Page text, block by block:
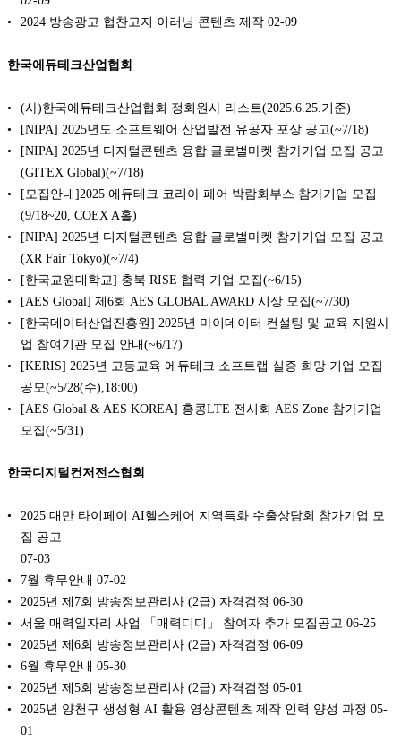
2024 방송광고 협찬고지 이러닝 콘텐츠 제작 02-09
한국에듀테크산업협회
(사)한국에듀테크산업협회 정회원사 리스트(2025.6.25.기준)
[NIPA] 2025년도 소프트웨어 산업발전 유공자 포상 공고(~7/18)
[NIPA] 2025년 디지털콘텐츠 융합 글로벌마켓 참가기업 모집 공고
(GITEX Global)(~7/18)
[모집안내]2025 에듀테크 코리아 페어 박람회부스 참가기업 모집
(9/18~20, COEX A홀)
[NIPA] 2025년 디지털콘텐츠 융합 글로벌마켓 참가기업 모집 공고
(XR Fair Tokyo)(~7/4)
[한국교원대학교] 충북 RISE 협력 기업 모집(~6/15)
[AES Global] 제6회 AES GLOBAL AWARD 시상 모집(~7/30)
[한국데이터산업진흥원] 2025년 마이데이터 컨설팅 및 교육 지원사
업 참여기관 모집 안내(~6/17)
[KERIS] 2025년 고등교육 에듀테크 소프트랩 실증 희망 기업 모집
공모(~5/28(수),18:00)
[AES Global & AES KOREA] 홍콩LTE 전시회 AES Zone 참가기업
모집(~5/31)
한국디지털컨저전스협회
2025 대만 타이페이 AI헬스케어 지역특화 수출상담회 참가기업 모
집 공고
07-03
7월 휴무안내 07-02
2025년 제7회 방송정보관리사 (2급) 자격검정 06-30
서울 매력일자리 사업 「매력디디」 참여자 추가 모집공고 06-25
2025년 제6회 방송정보관리사 (2급) 자격검정 06-09
6월 휴무안내 05-30
2025년 제5회 방송정보관리사 (2급) 자격검정 05-01
2025년 양천구 생성형 AI 활용 영상콘텐츠 제작 인력 양성 과정 05-
01